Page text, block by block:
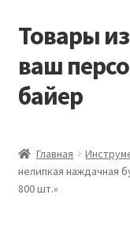
Перейти
навигации
Перейти
содержимому
Товары
ваш
байер
Виды доставки
Главная
нелипкая наждачная
800 шт.»